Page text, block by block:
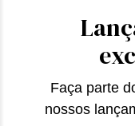
Faça parte
nossos